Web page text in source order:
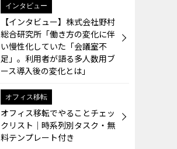
インタビュー
【インタビュー】株式会社野村
総合研究所「働き方の変化に伴
い慢性化していた「会議室不
足」。利用者が語る多人数用ブ
ース導入後の変化とは」
オフィス移転
オフィス移転でやることチェッ
クリスト｜時系列別タスク・無
料テンプレート付き